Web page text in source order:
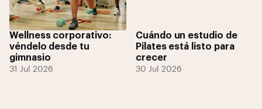
Wellness corporativo:
véndelo desde tu
gimnasio
31 Jul 2026
Cuándo un estudio de
Pilates está listo para
crecer
30 Jul 2026